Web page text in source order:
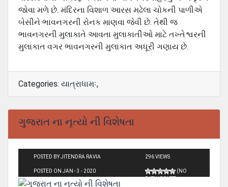
જોવા મળે છે. મંદિરના વિશાળ આરસ મઢેલા ચોકની પાળીએ
બેસીને ભાવનગરની રોનક માણવા જેવી છે. તેથી જ
ભાવનગરની મુલાકાતે આવતા મુલાકાતીઓ માટે તખ્તેશ્વરની
મુલાકાત વગર ભાવનગરની મુલાકાત અધૂરી ગણાય છે.
Categories: યાત્રાધામઃ,
ગુજરાત ના નૃત્યો ની વિશેષતા
POSTED BY JITENDRA RAVIA
POSTED ON JAN - 3 - 2020
296 VIEWS
(NO
RATINGS YET)